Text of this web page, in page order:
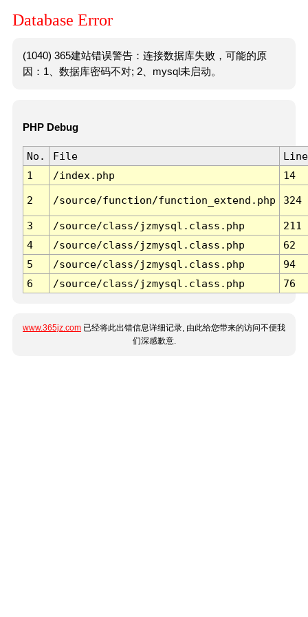
Database Error
(1040) 365建站错误警告：连接数据库失败，可能的原
因：1、数据库密码不对; 2、mysql未启动。
PHP Debug
No. File
Line
1
/index.php 14
2 /source/function/function_extend.php 324
3 /source/class/jzmysql.class.php
211
4
/source/class/jzmysql.class.php
62
5
/source/class/jzmysql.class.php
94
6
/source/class/jzmysql.class.php 76
www.365jz.com 已经将此出错信息详细记录, 由此给您带来的访问不便我
们深感歉意.